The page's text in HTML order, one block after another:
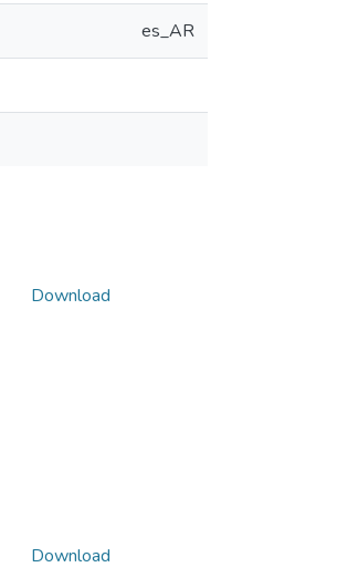
es_AR
Download
Download